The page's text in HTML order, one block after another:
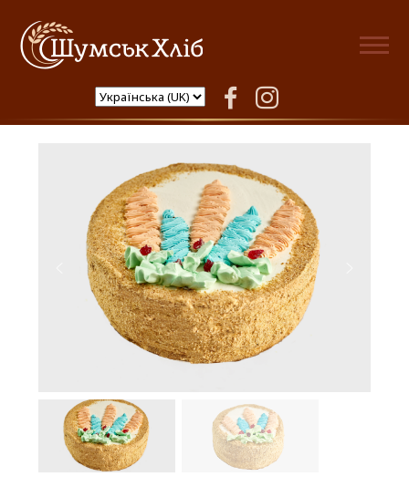
Шумськ Хліб
facebookinstagram